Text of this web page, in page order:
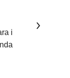
i